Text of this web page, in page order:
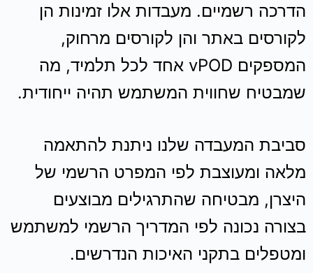
הדרכה רשמיים. מעבדות אלו זמינות הן
לקורסים באתר והן לקורסים מרחוק,
המספקים vPOD אחד לכל תלמיד, מה
שמבטיח שחווית המשתמש תהיה ייחודית.
סביבת המעבדה שלנו ניתנת להתאמה
מלאה ומעוצבת לפי המפרט הרשמי של
היצרן, מבטיחה שהתרגילים מבוצעים
בצורה נכונה לפי המדריך הרשמי למשתמש
ומטפלים בתקני האיכות הנדרשים.